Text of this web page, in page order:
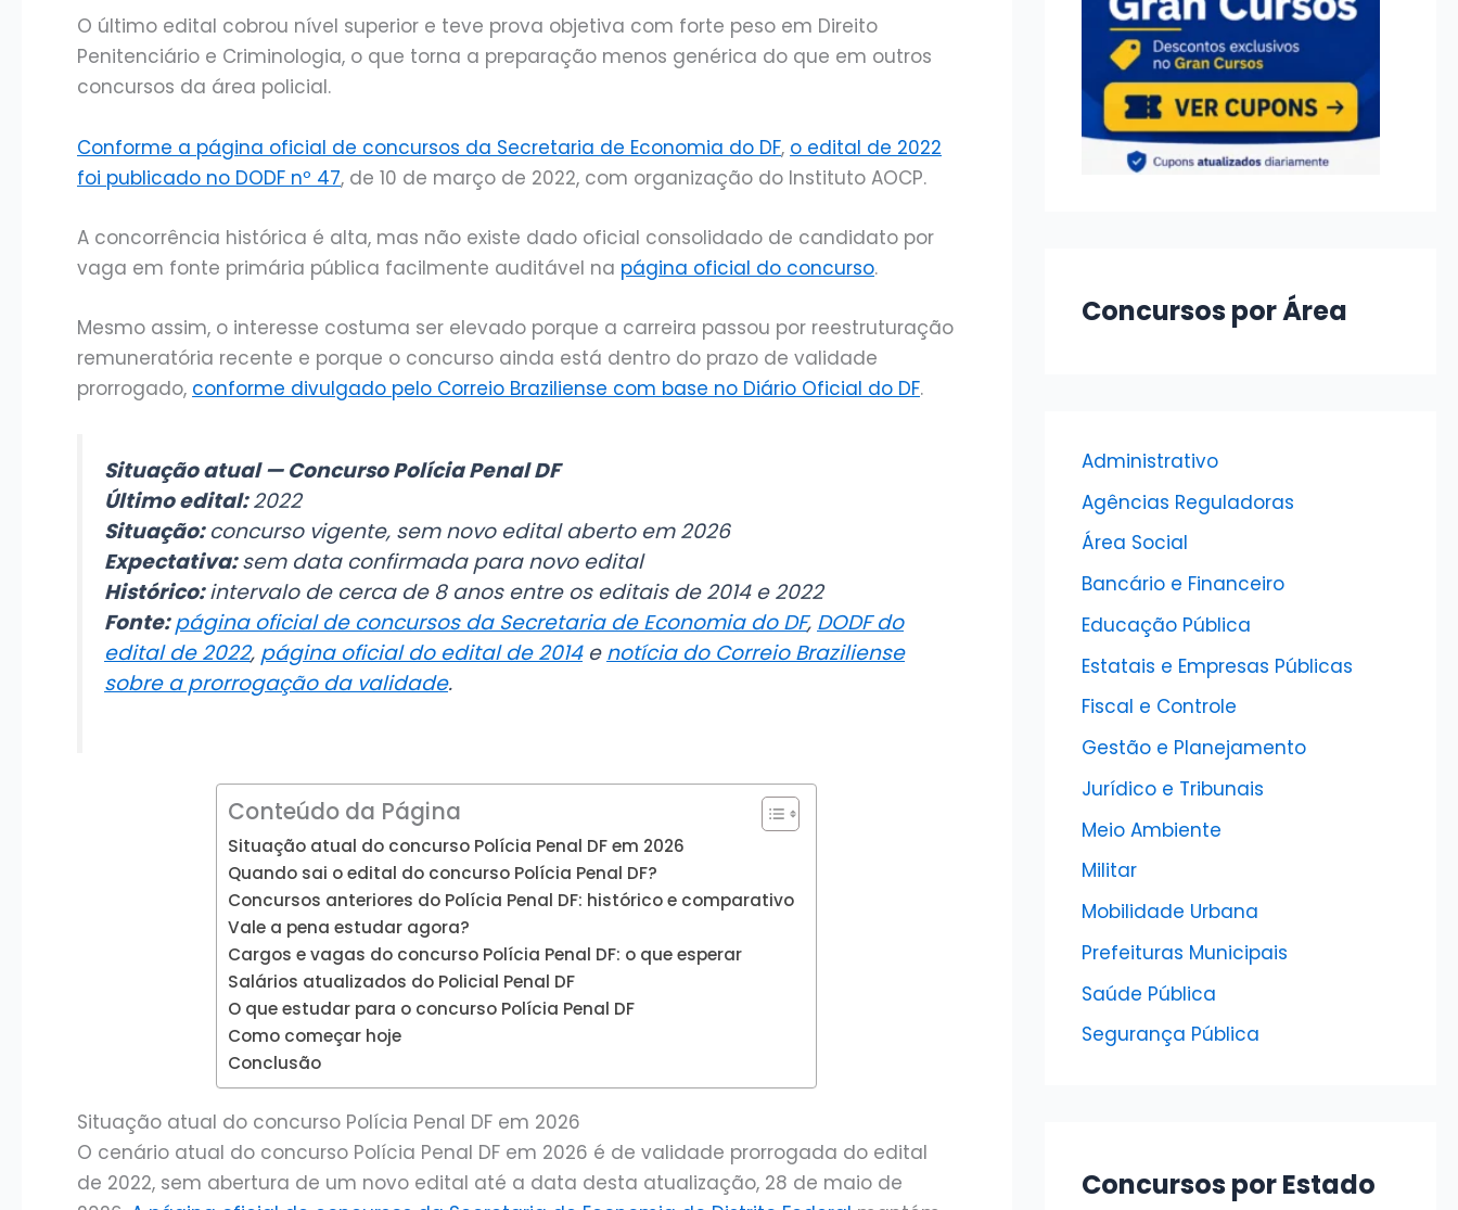
O último edital cobrou nível superior e teve prova objetiva com forte peso em Direito
Penitenciário e Criminologia, o que torna a preparação menos genérica do que em outros
concursos da área policial.
Conforme a página oficial de concursos da Secretaria de Economia do DF, o edital de 2022
foi publicado no DODF nº 47, de 10 de março de 2022, com organização do Instituto AOCP.
A concorrência histórica é alta, mas não existe dado oficial consolidado de candidato por
vaga em fonte primária pública facilmente auditável na página oficial do concurso.
Mesmo assim, o interesse costuma ser elevado porque a carreira passou por reestruturação
remuneratória recente e porque o concurso ainda está dentro do prazo de validade
prorrogado, conforme divulgado pelo Correio Braziliense com base no Diário Oficial do DF.
Situação atual — Concurso Polícia Penal DF
Último edital:2022
Situação:concurso vigente, sem novo edital aberto em 2026
Expectativa:sem data confirmada para novo edital
Histórico:intervalo de cerca de 8 anos entre os editais de 2014 e 2022
Fonte: página oficial de concursos da Secretaria de Economia do DF, DODF do
edital de 2022, página oficial do edital de 2014enotícia do Correio Braziliense
sobre a prorrogação da validade.
Conteúdo da Página
Situação atual do concurso Polícia Penal DF em 2026
Quando sai o edital do concurso Polícia Penal DF?
Concursos anteriores do Polícia Penal DF: histórico e comparativo
Vale a pena estudar agora?
Cargos e vagas do concurso Polícia Penal DF: o que esperar
Salários atualizados do Policial Penal DF
O que estudar para o concurso Polícia Penal DF
Como começar hoje
Conclusão
Situação atual do concurso Polícia Penal DF em 2026
O cenário atual do concurso Polícia Penal DF em 2026 é de validade prorrogada do edital
de 2022, sem abertura de um novo edital até a data desta atualização, 28 de maio de
Concursos por Área
Administrativo
Agências Reguladoras
Área Social
Bancário e Financeiro
Educação Pública
Estatais e Empresas Públicas
Fiscal e Controle
Gestão e Planejamento
Jurídico e Tribunais
Meio Ambiente
Militar
Mobilidade Urbana
Prefeituras Municipais
Saúde Pública
Segurança Pública
Concursos por Estado